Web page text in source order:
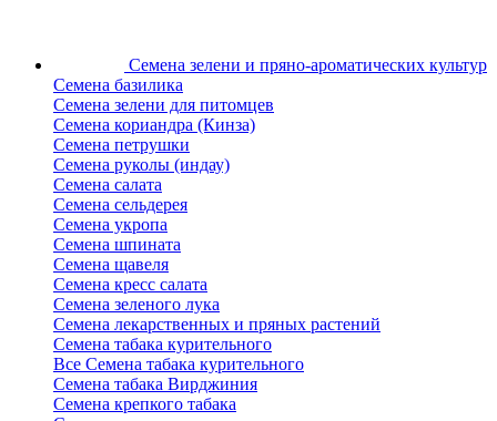
Семена зелени и пряно-ароматических культур
Семена базилика
Семена зелени для питомцев
Семена кориандра (Кинза)
Семена петрушки
Семена руколы (индау)
Семена салата
Семена сельдерея
Семена укропа
Семена шпината
Семена щавеля
Семена кресс салата
Семена зеленого лука
Семена лекарственных и пряных растений
Семена табака курительного
Все Семена табака курительного
Семена табака Вирджиния
Семена крепкого табака